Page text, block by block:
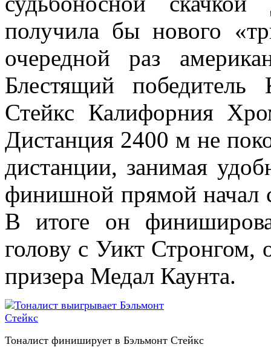
получила бы нового
очередной раз
Блестящий
Стейкс Калифорния
Дистанция 2400 м не
дистанции, занимая
финишной прямой начал
В итоге он
голову с Уикт Стронгом,
призера Медал Каунта.
Тоналист финиширует в Бэльмонт Стейкс